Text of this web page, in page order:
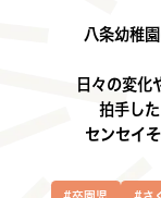
八条幼稚
日々の変化
拍手し
センセイ
#卒園児 #さ